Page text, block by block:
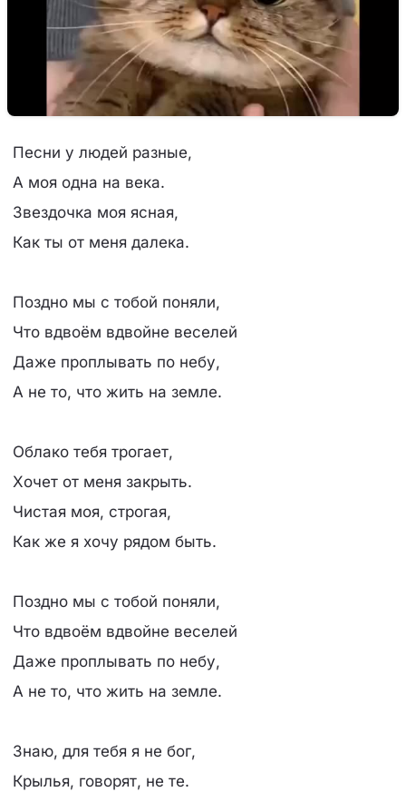
Песни у людей разные,
А моя одна на века.
Звездочка моя ясная,
Как ты от меня далека.
Поздно мы с тобой поняли,
Что вдвоём вдвойне веселей
Даже проплывать по небу,
А не то, что жить на земле.
Облако тебя трогает,
Хочет от меня закрыть.
Чистая моя, строгая,
Как же я хочу рядом быть.
Поздно мы с тобой поняли,
Что вдвоём вдвойне веселей
Даже проплывать по небу,
А не то, что жить на земле.
Знаю, для тебя я не бог,
Крылья, говорят, не те.